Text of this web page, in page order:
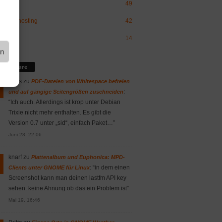
49
hosting 42
14
Vituszu PDF-Dateien von Whitespace befreien
und auf gängige Seitengrößen zuschneiden:
“Ich auch. Allerdings ist krop unter Debian
Trixie nicht mehr enthalten. Es gibt die
Version 0.7 unter „sid“, einfach Paket…”
Juni 28, 22:06
knarfzu Plattenalbum und Euphonica: MPD-
Clients unter GNOME für Linux: “in dem einen
Screenshot kann man deinen lastfm API key
sehen. keine Ahnung ob das ein Problem ist”
Mai 19, 16:46